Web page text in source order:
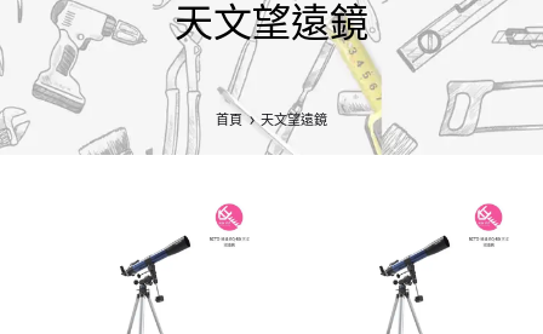
天文望遠鏡
首頁 天文望遠鏡